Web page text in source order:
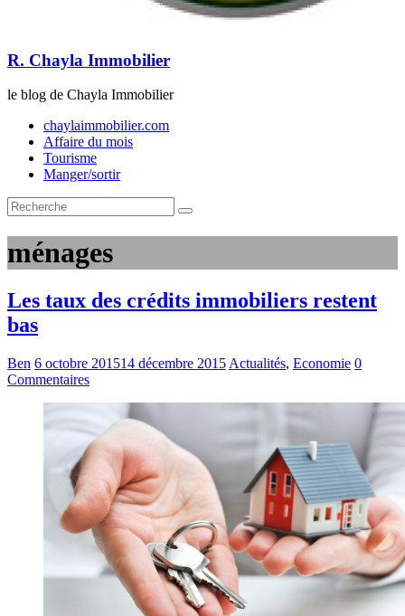
R. Chayla Immobilier
le blog de Chayla Immobilier
chaylaimmobilier.com
Affaire du mois
Tourisme
Manger/sortir
ménages
Les taux des crédits immobiliers restent
bas
Ben 6 octobre 201514 décembre 2015 Actualités, Economie 0
Commentaires